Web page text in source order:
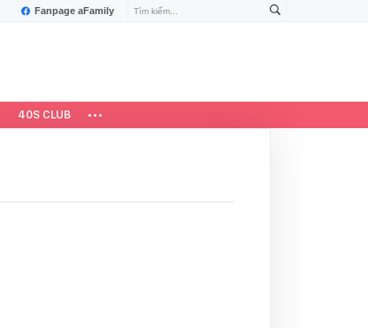
Fanpage aFamily
40S CLUB